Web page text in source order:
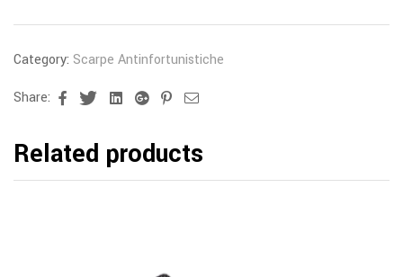
Category: Scarpe Antinfortunistiche
Share:
FacebookTwitterLinkedinGoogle+Pinterest
Related products